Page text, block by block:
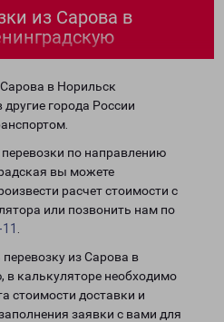
из Сарова в
в Норильск
города России
по направлению
вы можете
расчет стоимости с
или позвонить нам по
из Сарова в
в калькуляторе необходимо
стоимости доставки и
заявки с вами для